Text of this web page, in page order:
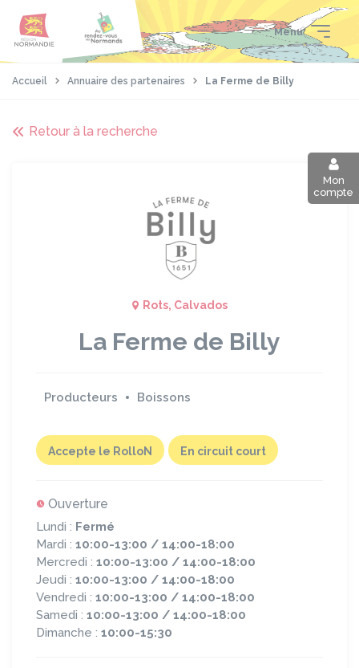
contenu
pied
Menu
Mon
compte
Accueil Annuaire des partenaires La Ferme de Billy
Retour à la recherche
Rots, Calvados
La Ferme de Billy
Producteurs Boissons
Accepte le RolloN En circuit court
Ouverture
Lundi : Fermé
Mardi : 10:00-13:00 / 14:00-18:00
Mercredi : 10:00-13:00 / 14:00-18:00
Jeudi : 10:00-13:00 / 14:00-18:00
Vendredi : 10:00-13:00 / 14:00-18:00
Samedi : 10:00-13:00 / 14:00-18:00
Dimanche : 10:00-15:30
Panneau de gestion des cookies